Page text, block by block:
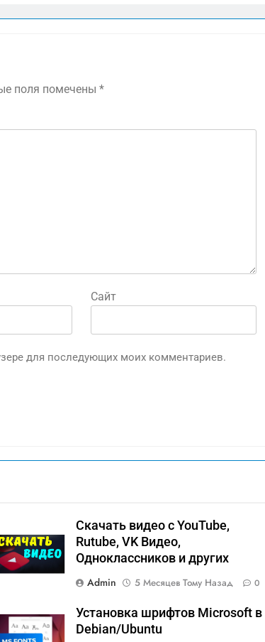
поля помечены *
Сайт
для последующих моих комментариев.
Скачать видео с YouTube,
Rutube, VK Видео,
Oдноклассников и других
Admin
5 Месяцев Тому Назад 0
Установка шрифтов Microsoft в
Debian/Ubuntu